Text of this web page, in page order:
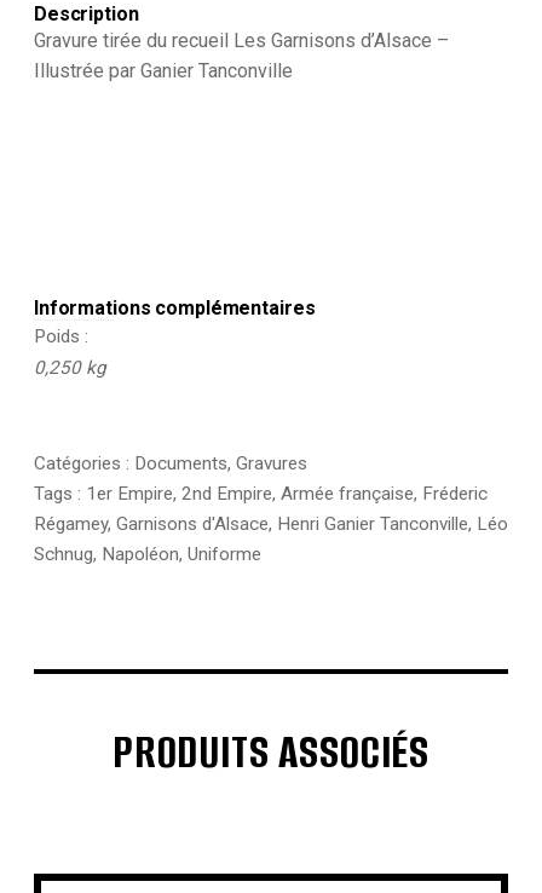
Gravure
Tanconville
-
Description
Gravure tirée du recueil Les Garnisons d’Alsace –
Illustrée par Ganier Tanconville
Informations complémentaires
Poids
0,250 kg
Catégories : Documents, Gravures
Tags : 1er Empire, 2nd Empire, Armée française, Fréderic
Régamey, Garnisons d'Alsace, Henri Ganier Tanconville, Léo
Schnug, Napoléon, Uniforme
PRODUITS ASSOCIÉS
€ € €
€ € €
€ €